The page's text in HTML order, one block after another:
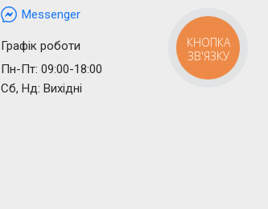
Messenger
Графік роботи
Пн-Пт: 09:00-18:00
Сб, Нд: Вихідні
КНОПКА
ЗВ'ЯЗКУ